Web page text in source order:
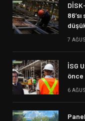
7
İSG
6